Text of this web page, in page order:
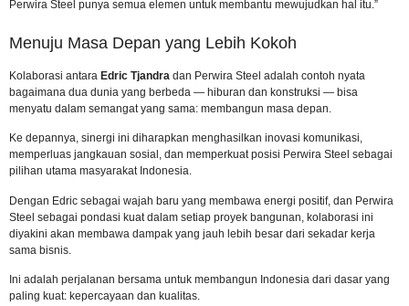
Perwira Steel punya semua elemen untuk membantu mewujudkan hal itu.”
Menuju Masa Depan yang Lebih Kokoh
Kolaborasi antara Edric Tjandra dan Perwira Steel adalah contoh nyata
bagaimana dua dunia yang berbeda — hiburan dan konstruksi — bisa
menyatu dalam semangat yang sama: membangun masa depan.
Ke depannya, sinergi ini diharapkan menghasilkan inovasi komunikasi,
memperluas jangkauan sosial, dan memperkuat posisi Perwira Steel sebagai
pilihan utama masyarakat Indonesia.
Dengan Edric sebagai wajah baru yang membawa energi positif, dan Perwira
Steel sebagai pondasi kuat dalam setiap proyek bangunan, kolaborasi ini
diyakini akan membawa dampak yang jauh lebih besar dari sekadar kerja
sama bisnis.
Ini adalah perjalanan bersama untuk membangun Indonesia dari dasar yang
paling kuat: kepercayaan dan kualitas.